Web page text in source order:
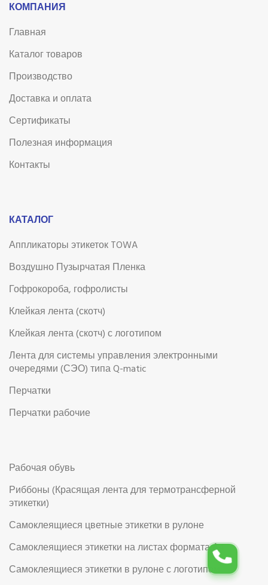
КОМПАНИЯ
Главная
Каталог товаров
Производство
Доставка и оплата
Сертификаты
Полезная информация
Контакты
КАТАЛОГ
Аппликаторы этикеток TOWA
Воздушно Пузырчатая Пленка
Гофрокороба, гофролисты
Клейкая лента (скотч)
Клейкая лента (скотч) с логотипом
Лента для системы управления электронными
очередями (СЭО) типа Q-matic
Перчатки
Перчатки рабочие
Рабочая обувь
Риббоны (Красящая лента для термотрансферной
этикетки)
Самоклеящиеся цветные этикетки в рулоне
Самоклеящиеся этикетки на листах формата А4
Самоклеящиеся этикетки в рулоне с логотипом